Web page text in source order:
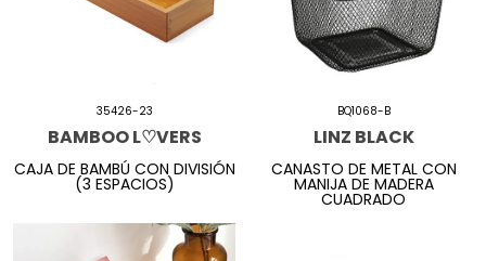
35426-23
BAMBOO L♡VERS
CAJA DE BAMBÚ CON DIVISIÓN
(3 ESPACIOS)
BQ1068-B
LINZ BLACK
CANASTO DE METAL CON
MANIJA DE MADERA
CUADRADO